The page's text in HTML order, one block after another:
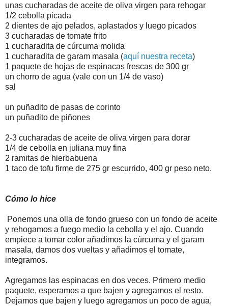
unas cucharadas de aceite de oliva virgen para rehogar
1/2 cebolla picada
2 dientes de ajo pelados, aplastados y luego picados
3 cucharadas de tomate frito
1 cucharadita de cúrcuma molida
1 cucharadita de garam masala (aquí nuestra receta)
1 paquete de hojas de espinacas frescas de 300 gr
un chorro de agua (vale con un 1/4 de vaso)
sal
un puñadito de pasas de corinto
un puñadito de piñones
2-3 cucharadas de aceite de oliva virgen para dorar
1/4 de cebolla en juliana muy fina
2 ramitas de hierbabuena
1 taco de tofu firme de 275 gr escurrido, 400 gr peso neto.
Cómo lo hice
Ponemos una olla de fondo grueso con un fondo de aceite
y rehogamos a fuego medio la cebolla y el ajo. Cuando
empiece a tomar color añadimos la cúrcuma y el garam
masala, damos dos vueltas y añadimos el tomate,
integramos.
Agregamos las espinacas en dos veces. Primero medio
paquete, esperamos a que bajen y agregamos el resto.
Dejamos que bajen y luego agregamos un poco de agua,